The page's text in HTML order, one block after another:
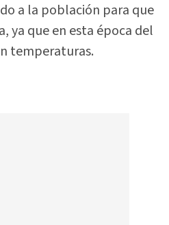
a la población para que
ya que en esta época del
temperaturas.